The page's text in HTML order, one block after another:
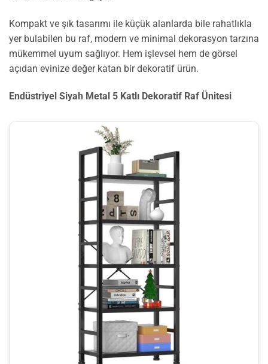
Kompakt ve şık tasarımı ile küçük alanlarda bile rahatlıkla
yer bulabilen bu raf, modern ve minimal dekorasyon tarzına
mükemmel uyum sağlıyor. Hem işlevsel hem de görsel
açıdan evinize değer katan bir dekoratif ürün.
Endüstriyel Siyah Metal 5 Katlı Dekoratif Raf Ünitesi